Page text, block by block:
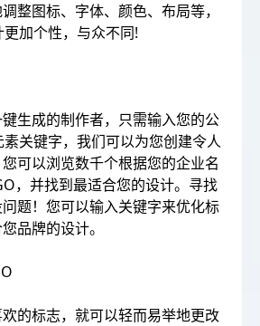
整图标、字体、颜色、布局等，
加个性，与众不同!
生成的制作者，只需输入您的公
关键字，我们可以为您创建令人
可以浏览数千个根据您的企业名
，并找到最适合您的设计。寻找
题！您可以输入关键字来优化标
品牌的设计。
的标志，就可以轻而易举地更改